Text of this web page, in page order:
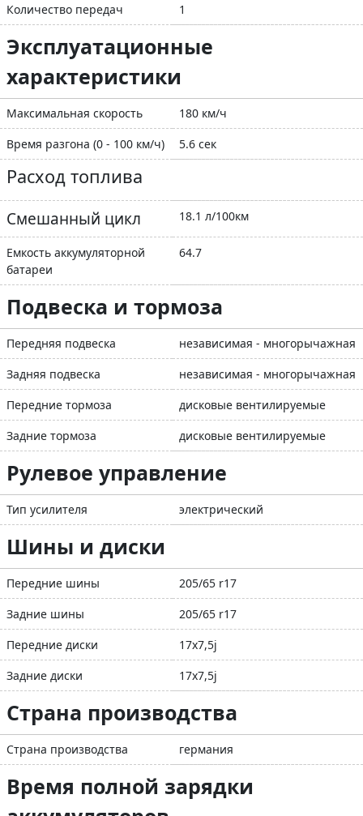
Количество передач
1
Эксплуатационные
характеристики
Максимальная скорость
180 км/ч
Время разгона (0 - 100 км/ч)
5.6 сек
Расход топлива
Смешанный цикл 18.1 л/100км
Емкость аккумуляторной
батареи
64.7
Подвеска и тормоза
Передняя подвеска
независимая - многорычажная
Задняя подвеска
независимая - многорычажная
Передние тормоза
дисковые вентилируемые
Задние тормоза
дисковые вентилируемые
Рулевое управление
Тип усилителя электрический
Шины и диски
Передние шины
205/65 r17
Задние шины
205/65 r17
Передние диски
17x7,5j
Задние диски
17x7,5j
Страна производства
Страна производства германия
Время полной зарядки